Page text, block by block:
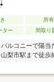
所
ター
間取り
ルコニーで陽当
梨市駅まで徒歩
地。◆ウエルシア
い物もラクラ